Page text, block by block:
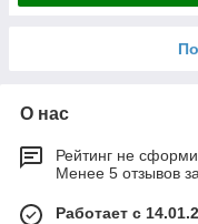
О нас
Рейтинг не
Менее 5 отзывов
Работает с